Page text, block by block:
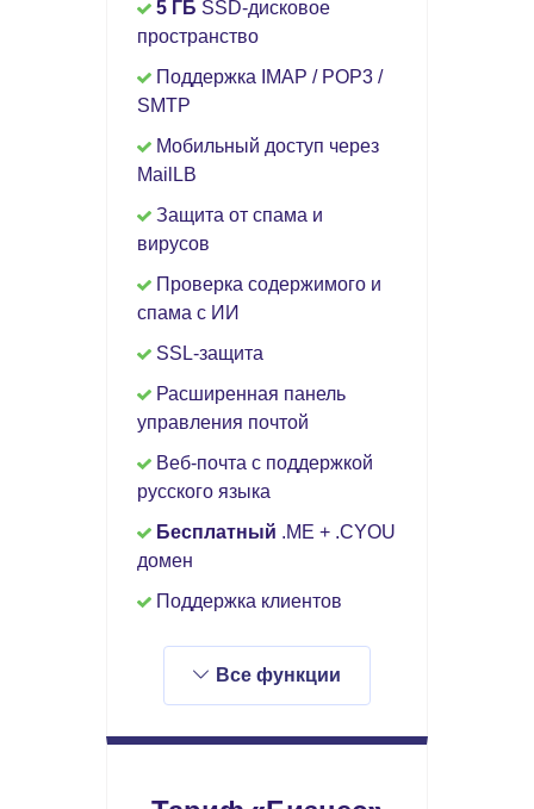
5 ГБ SSD-дисковое
пространство
Поддержка IMAP / POP3 /
SMTP
Мобильный доступ через
MailLB
Защита от спама и
вирусов
Проверка содержимого и
спама с ИИ
SSL-защита
Расширенная панель
управления почтой
Веб-почта с поддержкой
русского языка
Бесплатный .ME + .CYOU
домен
Поддержка клиентов
Все функции